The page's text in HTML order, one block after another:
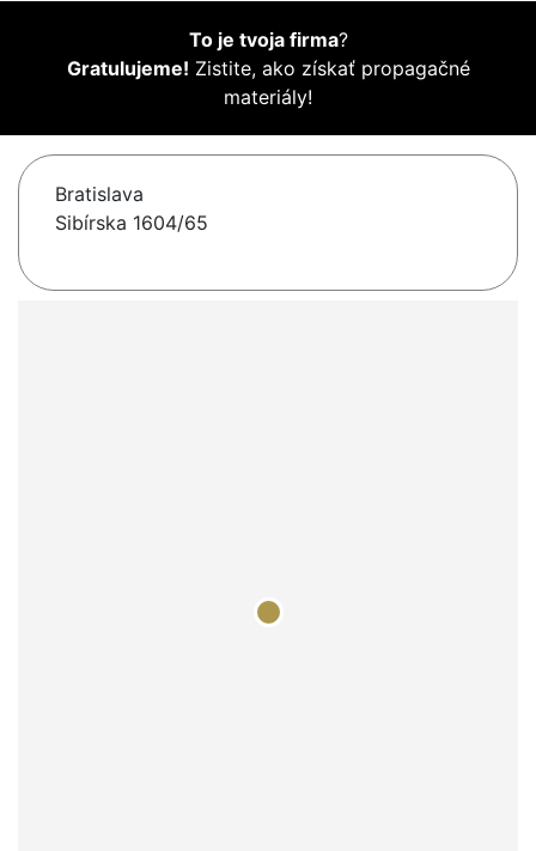
To je tvoja firma?
Gratulujeme! Zistite, ako získať propagačné
materiály!
Bratislava
Sibírska 1604/65